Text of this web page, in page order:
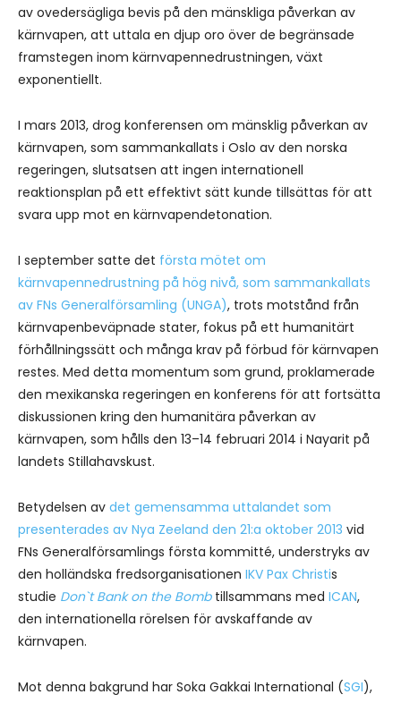
av ovedersägliga bevis på den mänskliga påverkan av
kärnvapen, att uttala en djup oro över de begränsade
framstegen inom kärnvapennedrustningen, växt
exponentiellt.
I mars 2013, drog konferensen om mänsklig påverkan av
kärnvapen, som sammankallats i Oslo av den norska
regeringen, slutsatsen att ingen internationell
reaktionsplan på ett effektivt sätt kunde tillsättas för att
svara upp mot en kärnvapendetonation.
I september satte det första mötet om
kärnvapennedrustning på hög nivå, som sammankallats
av FNs Generalförsamling (UNGA), trots motstånd från
kärnvapenbeväpnade stater, fokus på ett humanitärt
förhållningssätt och många krav på förbud för kärnvapen
restes. Med detta momentum som grund, proklamerade
den mexikanska regeringen en konferens för att fortsätta
diskussionen kring den humanitära påverkan av
kärnvapen, som hålls den 13–14 februari 2014 i Nayarit på
landets Stillahavskust.
Betydelsen av det gemensamma uttalandet som
presenterades av Nya Zeeland den 21:a oktober 2013 vid
FNs Generalförsamlings första kommitté, understryks av
den holländska fredsorganisationen IKV Pax Christis
studie Don`t Bank on the Bombtillsammans med ICAN,
den internationella rörelsen för avskaffande av
kärnvapen.
Mot denna bakgrund har Soka Gakkai International (SGI),